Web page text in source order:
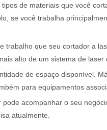
de materiais que você
se você trabalha
trabalho que seu cortador a
alto de um sistema de
de espaço disponível.
para equipamentos
acompanhar o seu
atualmente.